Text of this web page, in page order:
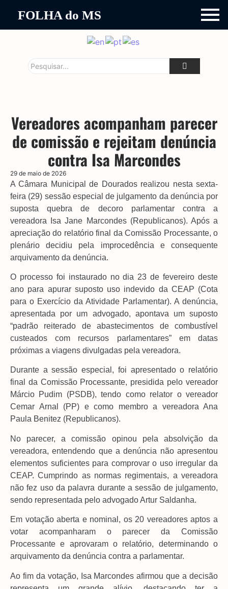
FOLHA do MS
Vereadores acompanham parecer
de comissão e rejeitam denúncia
contra Isa Marcondes
29 de maio de 2026
A Câmara Municipal de Dourados realizou nesta sexta-
feira (29) sessão especial de julgamento da denúncia por
suposta quebra de decoro parlamentar contra a
vereadora Isa Jane Marcondes (Republicanos). Após a
apreciação do relatório final da Comissão Processante, o
plenário decidiu pela improcedência e consequente
arquivamento da denúncia.
O processo foi instaurado no dia 23 de fevereiro deste
ano para apurar suposto uso indevido da CEAP (Cota
para o Exercício da Atividade Parlamentar). A denúncia,
apresentada por um advogado, apontava um suposto
“padrão reiterado de abastecimentos de combustível
custeados com recursos parlamentares” em datas
próximas a viagens divulgadas pela vereadora.
Durante a sessão especial, foi apresentado o relatório
final da Comissão Processante, presidida pelo vereador
Márcio Pudim (PSDB), tendo como relator o vereador
Cemar Arnal (PP) e como membro a vereadora Ana
Paula Benitez (Republicanos).
No parecer, a comissão opinou pela absolvição da
vereadora, entendendo que a denúncia não apresentou
elementos suficientes para comprovar o uso irregular da
CEAP. Cumprindo as normas regimentais, a vereadora
não fez uso da palavra durante a sessão de julgamento,
sendo representada pelo advogado Artur Saldanha.
Em votação aberta e nominal, os 20 vereadores aptos a
votar acompanharam o parecer da Comissão
Processante e aprovaram o relatório, determinando o
arquivamento da denúncia contra a parlamentar.
Ao fim da votação, Isa Marcondes afirmou que a decisão